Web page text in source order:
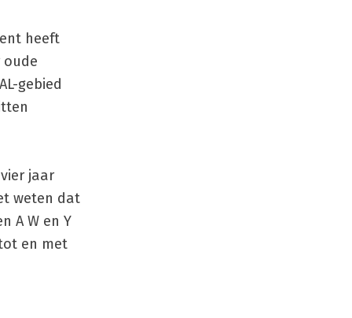
heeft
gebied
jaar
weten dat
A W en Y
en met